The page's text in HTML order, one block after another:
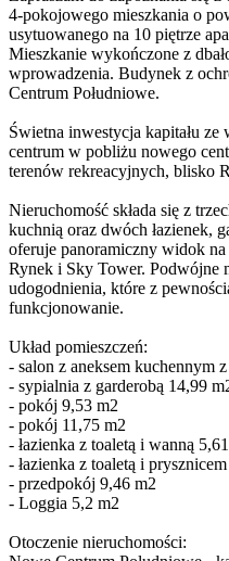
4-pokojowego mieszkania o
usytuowanego na 10 piętrze
Mieszkanie wykończone z
wprowadzenia. Budynek z
Centrum Południowe.
Świetna inwestycja kapitału
centrum w pobliżu nowego
terenów rekreacyjnych, blisko
Nieruchomość składa się z
kuchnią oraz dwóch łazienek,
oferuje panoramiczny widok
Rynek i Sky Tower. Podwójne
udogodnienia, które z
funkcjonowanie.
Układ pomieszczeń:
- salon z aneksem kuchennym
- sypialnia z garderobą 14,99
- pokój 9,53 m2
- pokój 11,75 m2
- łazienka z toaletą i wanną
- łazienka z toaletą i
- przedpokój 9,46 m2
- Loggia 5,2 m2
Otoczenie nieruchomości: